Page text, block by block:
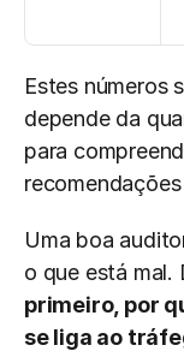
Estes números
depende da
para
Uma boa
o que está mal.
primeiro, por
se liga ao